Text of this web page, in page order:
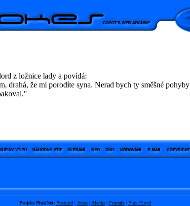
z ložnice lady a povídá:
drahá, že mi porodíte syna. Nerad bych ty směšné pohyby
Projekt PinkNet: Postcard| Jokes| Alenka| Fractals| Pink Floyd